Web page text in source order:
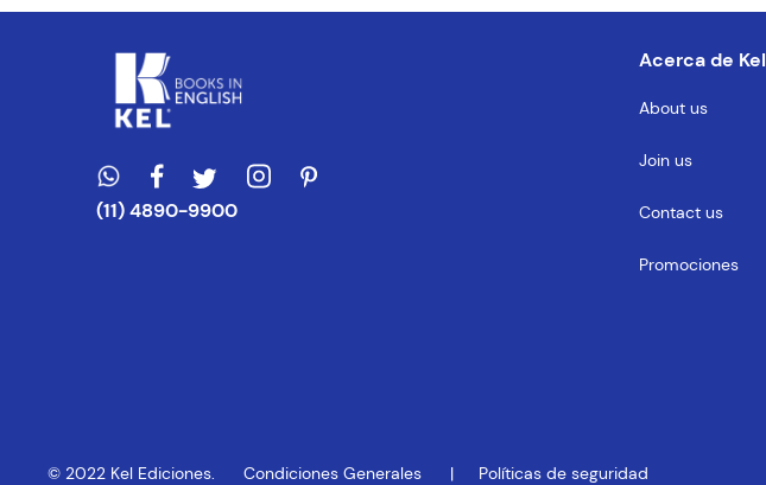
(11) 4890-9900
Acerca de Kel
About us
Join us
Contact us
Promociones
© 2022 Kel Ediciones. Condiciones Generales Políticas de seguridad